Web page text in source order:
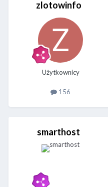
zlotowinfo
Użytkownicy
156
smarthost